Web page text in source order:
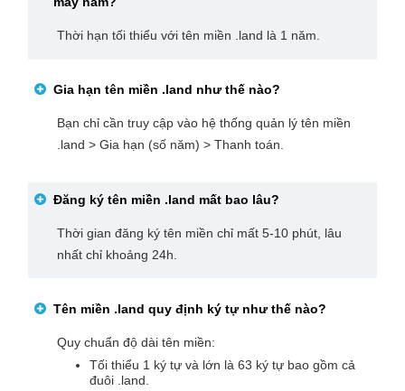
Thời hạn tối thiểu với tên miền .land là 1 năm.
Gia hạn tên miền .land như thế nào?
Bạn chỉ cần truy cập vào hệ thống quản lý tên miền
.land > Gia hạn (số năm) > Thanh toán.
Đăng ký tên miền .land mất bao lâu?
Thời gian đăng ký tên miền chỉ mất 5-10 phút, lâu
nhất chỉ khoảng 24h.
Tên miền .land quy định ký tự như thế nào?
Quy chuẩn độ dài tên miền:
Tối thiểu 1 ký tự và lớn là 63 ký tự bao gồm cả
đuôi .land.